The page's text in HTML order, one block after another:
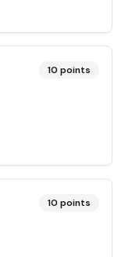
10 points
10 points